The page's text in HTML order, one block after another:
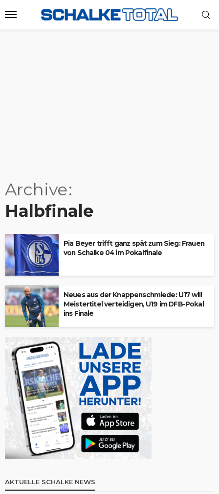
Archive
Halbfinale
Pia Beyer trifft ganz spät zum Sieg: Frauen
von Schalke 04 im Pokalfinale
Neues aus der Knappenschmiede: U17 will
Meistertitel verteidigen, U19 im DFB-Pokal
ins Finale
AKTUELLE SCHALKE NEWS